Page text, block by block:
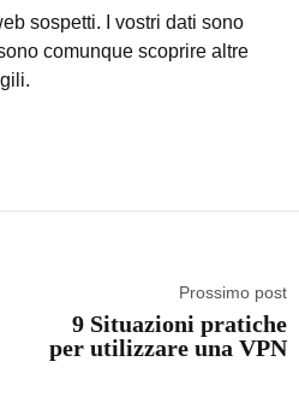
sospetti. I vostri dati sono
comunque scoprire altre
Prossimo post
9 Situazioni pratiche
per utilizzare una VPN